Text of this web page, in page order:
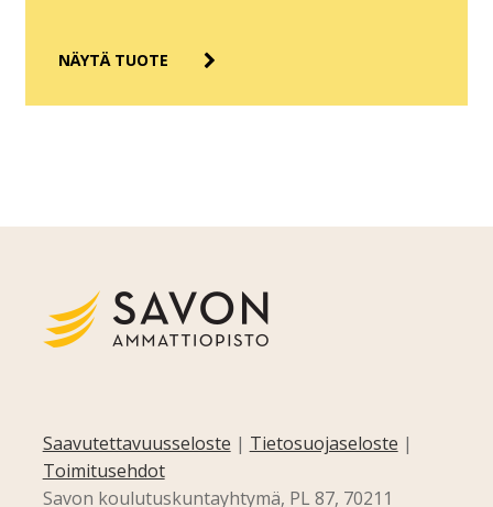
NÄYTÄ TUOTE
Saavutettavuusseloste | Tietosuojaseloste |
Toimitusehdot
Savon koulutuskuntayhtymä, PL 87, 70211